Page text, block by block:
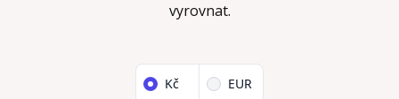
vyrovnat.